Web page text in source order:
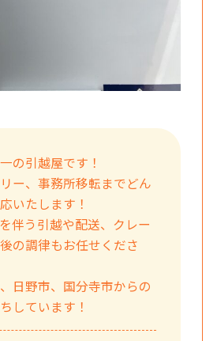
の引越屋です！
ー、事務所移転までどん
いたします！
伴う引越や配送、クレー
の調律もお任せくださ
日野市、国分寺市からの
しています！